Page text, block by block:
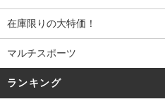
在庫限りの大特価！
マルチスポーツ
ランキング